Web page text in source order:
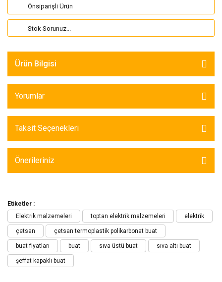
Önsiparişli Ürün
Stok Sorunuz...
Ürün Bilgisi
Yorumlar
Taksit Seçenekleri
Önerileriniz
Etiketler :
Elektrik malzemeleri
toptan elektrik malzemeleri elektrik
çetsan çetsan termoplastik polikarbonat buat
buat fiyatları buat sıva üstü buat sıva altı buat
şeffat kapaklı buat